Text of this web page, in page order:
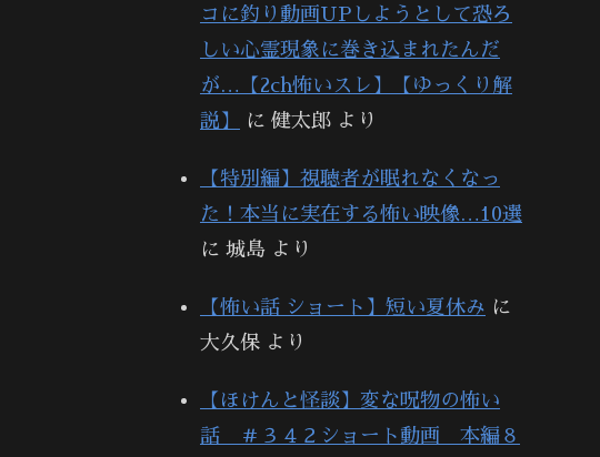
コに釣り動画UPしようとして恐ろ
しい心霊現象に巻き込まれたんだ
が…【2ch怖いスレ】【ゆっくり解
説】
に 健太郎 より
【特別編】視聴者が眠れなくなっ
た！本当に実在する怖い映像…10選
に 城島 より
【怖い話 ショート】短い夏休み に
大久保 より
【ほけんと怪談】変な呪物の怖い
話 ＃３４２ショート動画 本編８